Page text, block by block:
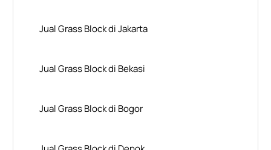
Jual Grass Block di Jakarta
Jual Grass Block di Bekasi
Jual Grass Block di Bogor